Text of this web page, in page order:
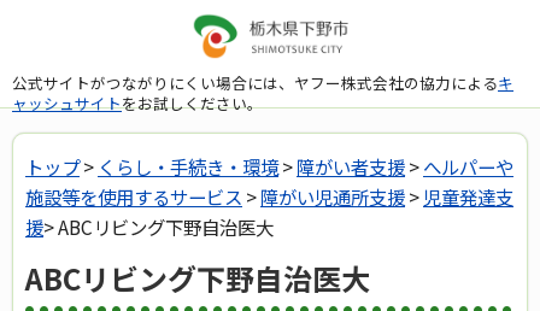
公式サイトがつながりにくい場合には、ヤフー株式会社の協力によるキ
ャッシュサイトをお試しください。
トップ> くらし・手続き・環境>障がい者支援>へルパーや
施設等を使用するサービス >障がい児通所支援> 児童発達支
援> ABCリビング下野自治医大
ABCリビング下野自治医大